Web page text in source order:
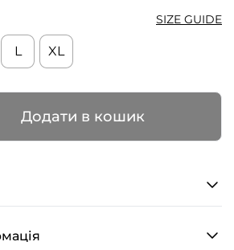
SIZE GUIDE
L XL
Додати в кошик